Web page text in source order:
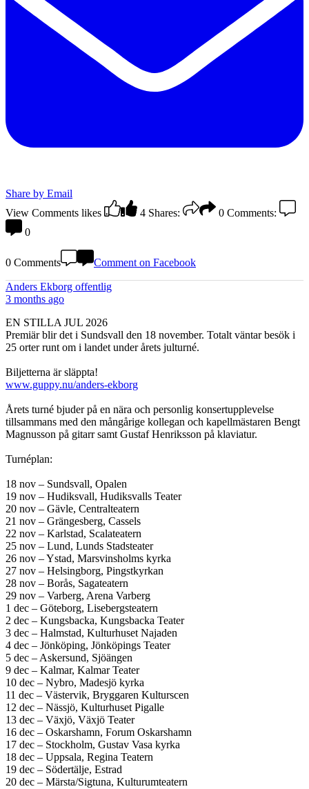
Share by Email
View Comments likes 4 Shares: 0 Comments:
0
0 Comments Comment on Facebook
Anders Ekborg offentlig
3 months ago
EN STILLA JUL 2026
Premiär blir det i Sundsvall den 18 november. Totalt väntar besök i
25 orter runt om i landet under årets julturné.
Biljetterna är släppta!
www.guppy.nu/anders-ekborg
Årets turné bjuder på en nära och personlig konsertupplevelse
tillsammans med den mångårige kollegan och kapellmästaren Bengt
Magnusson på gitarr samt Gustaf Henriksson på klaviatur.
Turnéplan:
18 nov – Sundsvall, Opalen
19 nov – Hudiksvall, Hudiksvalls Teater
20 nov – Gävle, Centralteatern
21 nov – Grängesberg, Cassels
22 nov – Karlstad, Scalateatern
25 nov – Lund, Lunds Stadsteater
26 nov – Ystad, Marsvinsholms kyrka
27 nov – Helsingborg, Pingstkyrkan
28 nov – Borås, Sagateatern
29 nov – Varberg, Arena Varberg
1 dec – Göteborg, Lisebergsteatern
2 dec – Kungsbacka, Kungsbacka Teater
3 dec – Halmstad, Kulturhuset Najaden
4 dec – Jönköping, Jönköpings Teater
5 dec – Askersund, Sjöängen
9 dec – Kalmar, Kalmar Teater
10 dec – Nybro, Madesjö kyrka
11 dec – Västervik, Bryggaren Kulturscen
12 dec – Nässjö, Kulturhuset Pigalle
13 dec – Växjö, Växjö Teater
16 dec – Oskarshamn, Forum Oskarshamn
17 dec – Stockholm, Gustav Vasa kyrka
18 dec – Uppsala, Regina Teatern
19 dec – Södertälje, Estrad
20 dec – Märsta/Sigtuna, Kulturumteatern